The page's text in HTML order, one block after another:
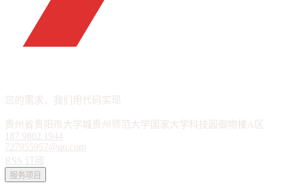
您的需求，我们用代码实现
贵州省贵阳市大学城贵州师范大学国家大学科技园御物楼A区
187 9802 1944
727955957@qq.com
RSS 订阅
服务项目